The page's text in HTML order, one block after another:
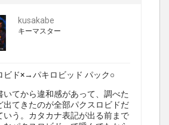
kusakabe
キーマスター
ビド×→パキロビッド パック○
いてから違和感があって、調べた
出てきたのが全部パクスロビドだ
いう。カタカナ表記が出る前まで